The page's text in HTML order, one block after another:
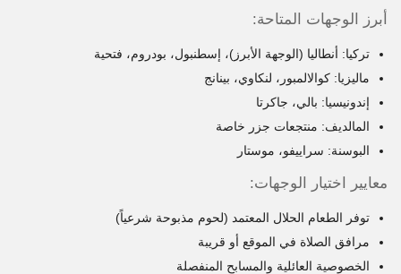
أبرز الوجهات المتاحة:
تركيا: أنطاليا (الوجهة الأبرز)، إسطنبول، بودروم، فتحية
ماليزيا: كوالالمبور، لنكاوي، بينانج
إندونيسيا: بالي، جاكرتا
المالديف: منتجعات جزر خاصة
البوسنة: سراييفو، موستار
معايير اختيار الوجهات:
توفر الطعام الحلال المعتمد (لحوم مذبوحة شرعياً)
مرافق الصلاة في الموقع أو قريبة
الخصوصية العائلية والمسابح المنفصلة